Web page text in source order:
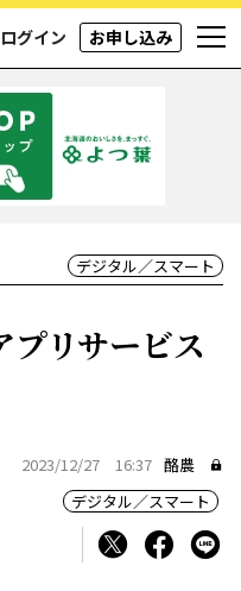
ログイン お申し込み
デジタル／スマート
プリサービス
2023/12/27 16:37 酪農
デジタル／スマート